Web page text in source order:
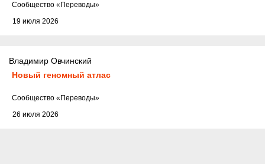
19 июля 2026
Cообщество «Переводы»
Владимир Овчинский
Новый геномный атлас
26 июля 2026
Cообщество «Переводы»